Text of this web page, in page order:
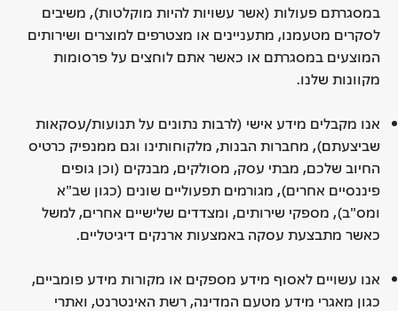
במסגרתם פעולות (אשר עשויות להיות מוקלטות), משיבים
לסקרים מטעמנו, מתעניינים או מצטרפים למוצרים ושירותים
המוצעים במסגרתם או כאשר אתם לוחצים על פרסומות
מקוונות שלנו.
אנו מקבלים מידע אישי (לרבות נתונים על תנועות/עסקאות
שביצעתם), מחברות הבנות, מלקוחותינו וגם ממנפיק כרטיס
החיוב שלכם, מבתי עסק, מסולקים, מבנקים (וכן גופים
פיננסיים אחרים), מגורמים תפעוליים שונים (כגון שב"א
ומס"ב), מספקי שירותים, ומצדדים שלישיים אחרים, למשל
כאשר מתבצעת עסקה באמצעות ארנקים דיגיטליים.
אנו עשויים לאסוף מידע מספקים או מקורות מידע פומביים,
כגון מאגרי מידע מטעם המדינה, רשת האינטרנט, ואתרי